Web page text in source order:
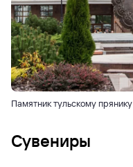
Памятник тульскому прянику
Сувениры